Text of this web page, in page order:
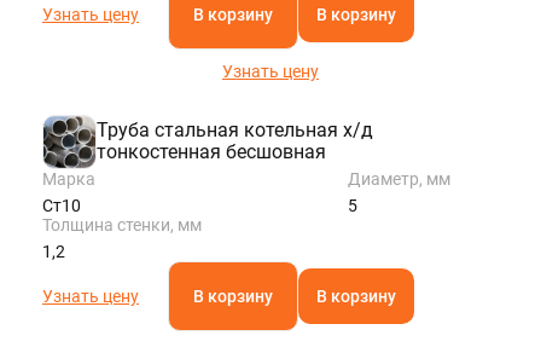
Узнать цену В корзину В корзину
Узнать цену
Труба стальная котельная х/д
тонкостенная бесшовная
Марка
Ст10
Диаметр, мм
5
Толщина стенки, мм
1,2
Узнать цену В корзину В корзину